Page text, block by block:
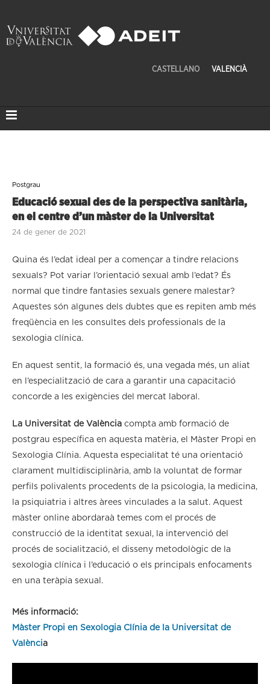
CASTELLANO VALENCIÀ
Postgrau
Educació sexual des de la perspectiva sanitària,
en el centre d’un màster de la Universitat
24 de gener de 2021
Quina és l’edat ideal per a començar a tindre relacions
sexuals? Pot variar l’orientació sexual amb l’edat? És
normal que tindre fantasies sexuals genere malestar?
Aquestes són algunes dels dubtes que es repiten amb més
freqüència en les consultes dels professionals de la
sexologia clínica.
En aquest sentit, la formació és, una vegada més, un aliat
en l’especialització de cara a garantir una capacitació
concorde a les exigències del mercat laboral.
La Universitat de València compta amb formació de
postgrau específica en aquesta matèria, el Màster Propi en
Sexologia Clínia. Aquesta especialitat té una orientació
clarament multidisciplinària, amb la voluntat de formar
perfils polivalents procedents de la psicologia, la medicina,
la psiquiatria i altres àrees vinculades a la salut. Aquest
màster online abordaraà temes com el procés de
construcció de la identitat sexual, la intervenció del
procés de socialització, el disseny metodològic de la
sexologia clínica i l’educació o els principals enfocaments
en una teràpia sexual.
Més informació:
Màster Propi en Sexologia Clínia de la Universitat de
València